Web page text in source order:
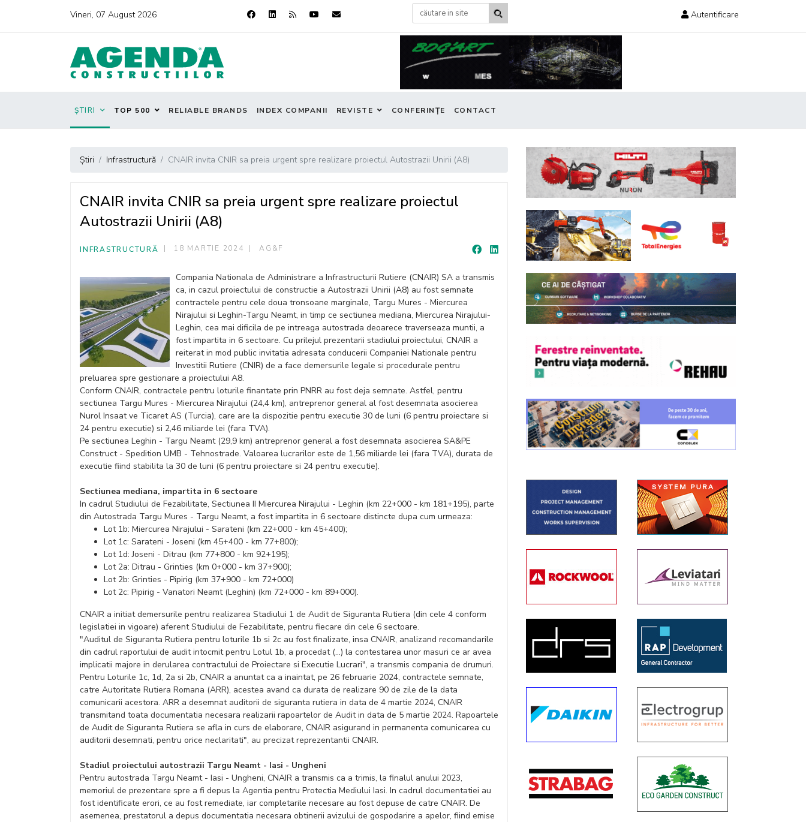
Vineri, 07 August 2026 Autentificare
ȘTIRI TOP 500 RELIABLE BRANDS INDEX COMPANII REVISTE CONFERINȚE CONTACT
Știri Infrastructură CNAIR invita CNIR sa preia urgent spre realizare proiectul Autostrazii Unirii (A8)
CNAIR invita CNIR sa preia urgent spre realizare proiectul
Autostrazii Unirii (A8)
INFRASTRUCTURĂ 18 MARTIE 2024 AG&F
Compania Nationala de Administrare a Infrastructurii Rutiere (CNAIR) SA a transmis
ca, in cazul proiectului de constructie a Autostrazii Unirii (A8) au fost semnate
contractele pentru cele doua tronsoane marginale, Targu Mures - Miercurea
Nirajului si Leghin-Targu Neamt, in timp ce sectiunea mediana, Miercurea Nirajului-
Leghin, cea mai dificila de pe intreaga autostrada deoarece traverseaza muntii, a
fost impartita in 6 sectoare. Cu prilejul prezentarii stadiului proiectului, CNAIR a
reiterat in mod public invitatia adresata conducerii Companiei Nationale pentru
Investitii Rutiere (CNIR) de a face demersurile legale si procedurale pentru
preluarea spre gestionare a proiectului A8.
Conform CNAIR, contractele pentru loturile finantate prin PNRR au fost deja semnate. Astfel, pentru
sectiunea Targu Mures - Miercurea Nirajului (24,4 km), antreprenor general al fost desemnata asocierea
Nurol Insaat ve Ticaret AS (Turcia), care are la dispozitie pentru executie 30 de luni (6 pentru proiectare si
24 pentru executie) si 2,46 miliarde lei (fara TVA).
Pe sectiunea Leghin - Targu Neamt (29,9 km) antreprenor general a fost desemnata asocierea SA&PE
Construct - Spedition UMB - Tehnostrade. Valoarea lucrarilor este de 1,56 miliarde lei (fara TVA), durata de
executie fiind stabilita la 30 de luni (6 pentru proiectare si 24 pentru executie).
Sectiunea mediana, impartita in 6 sectoare
In cadrul Studiului de Fezabilitate, Sectiunea II Miercurea Nirajului - Leghin (km 22+000 - km 181+195), parte
din Autostrada Targu Mures - Targu Neamt, a fost impartita in 6 sectoare distincte dupa cum urmeaza:
Lot 1b: Miercurea Nirajului - Sarateni (km 22+000 - km 45+400);
Lot 1c: Sarateni - Joseni (km 45+400 - km 77+800);
Lot 1d: Joseni - Ditrau (km 77+800 - km 92+195);
Lot 2a: Ditrau - Grinties (km 0+000 - km 37+900);
Lot 2b: Grinties - Pipirig (km 37+900 - km 72+000)
Lot 2c: Pipirig - Vanatori Neamt (Leghin) (km 72+000 - km 89+000).
CNAIR a initiat demersurile pentru realizarea Stadiului 1 de Audit de Siguranta Rutiera (din cele 4 conform
legislatiei in vigoare) aferent Studiului de Fezabilitate, pentru fiecare din cele 6 sectoare.
"Auditul de Siguranta Rutiera pentru loturile 1b si 2c au fost finalizate, insa CNAIR, analizand recomandarile
din cadrul raportului de audit intocmit pentru Lotul 1b, a procedat (…) la contestarea unor masuri ce ar avea
implicatii majore in derularea contractului de Proiectare si Executie Lucrari", a transmis compania de drumuri.
Pentru Loturile 1c, 1d, 2a si 2b, CNAIR a anuntat ca a inaintat, pe 26 februarie 2024, contractele semnate,
catre Autoritate Rutiera Romana (ARR), acestea avand ca durata de realizare 90 de zile de la data
comunicarii acestora. ARR a desemnat auditorii de siguranta rutiera in data de 4 martie 2024, CNAIR
transmitand toata documentatia necesara realizarii rapoartelor de Audit in data de 5 martie 2024. Rapoartele
de Audit de Siguranta Rutiera se afla in curs de elaborare, CNAIR asigurand in permanenta comunicarea cu
auditorii desemnati, pentru orice neclaritati", au precizat reprezentantii CNAIR.
Stadiul proiectului autostrazii Targu Neamt - Iasi - Ungheni
Pentru autostrada Targu Neamt - Iasi - Ungheni, CNAIR a transmis ca a trimis, la finalul anului 2023,
memoriul de prezentare spre a fi depus la Agentia pentru Protectia Mediului Iasi. In cadrul documentatiei au
fost identificate erori, ce au fost remediate, iar completarile necesare au fost depuse de catre CNAIR. De
asemenea, prestatorul a depus documentatia necesara obtinerii avizului de gospodarire a apelor, fiind emise